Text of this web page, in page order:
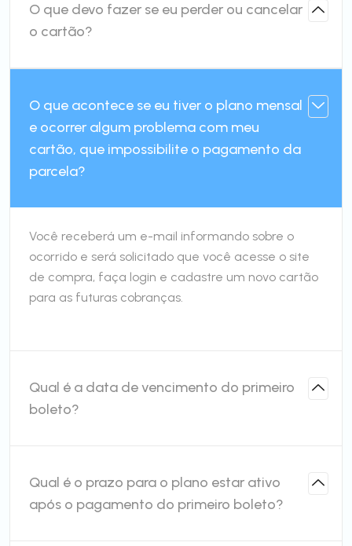
O que devo fazer se eu perder ou cancelar
o cartão?
O que acontece se eu tiver o plano mensal
e ocorrer algum problema com meu
cartão, que impossibilite o pagamento da
parcela?
Você receberá um e-mail informando sobre o
ocorrido e será solicitado que você acesse o site
de compra, faça login e cadastre um novo cartão
para as futuras cobranças.
Qual é a data de vencimento do primeiro
boleto?
Qual é o prazo para o plano estar ativo
após o pagamento do primeiro boleto?